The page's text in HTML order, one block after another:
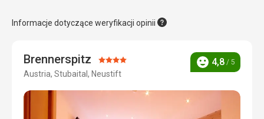
Informacje dotyczące weryfikacji opinii
Brennerspitz Ocena:
4/5
Austria, Stubaital, Neustift
Ocena
4,8 / 5